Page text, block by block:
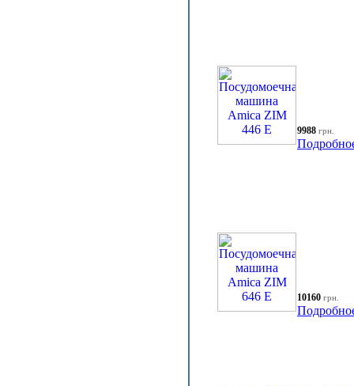
9988 грн.
10160 грн.